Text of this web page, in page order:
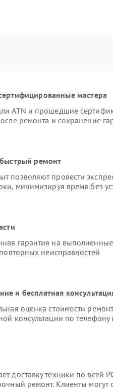
мастера
ATN и прошедшие
ремонта и сохранение
ремонт
позволяют провести
минимизируя время без
гарантия на
неисправностей
и бесплатная
оценка стоимости
консультации по
доставку техники по всей
ремонт. Клиенты могут